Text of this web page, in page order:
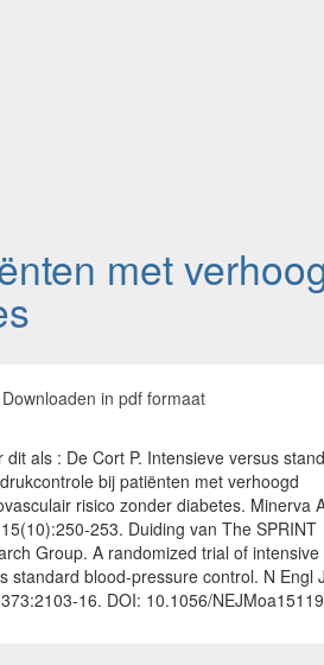
met
Downloaden in pdf formaat
dit als : De Cort P. Intensieve versus
bij patiënten met verhoogd
risico zonder diabetes. Minerva
253. Duiding van The SPRINT
Group. A randomized trial of intensive
standard blood-pressure control. N Engl
16. DOI: 10.1056/